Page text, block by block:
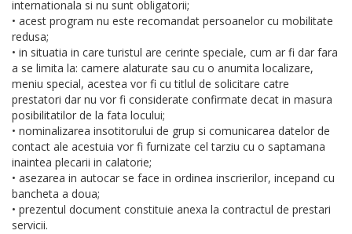
internationala si nu sunt obligatorii;
• acest program nu este recomandat persoanelor cu mobilitate
redusa;
• in situatia in care turistul are cerinte speciale, cum ar fi dar fara
a se limita la: camere alaturate sau cu o anumita localizare,
meniu special, acestea vor fi cu titlul de solicitare catre
prestatori dar nu vor fi considerate confirmate decat in masura
posibilitatilor de la fata locului;
• nominalizarea insotitorului de grup si comunicarea datelor de
contact ale acestuia vor fi furnizate cel tarziu cu o saptamana
inaintea plecarii in calatorie;
• asezarea in autocar se face in ordinea inscrierilor, incepand cu
bancheta a doua;
• prezentul document constituie anexa la contractul de prestari
servicii.